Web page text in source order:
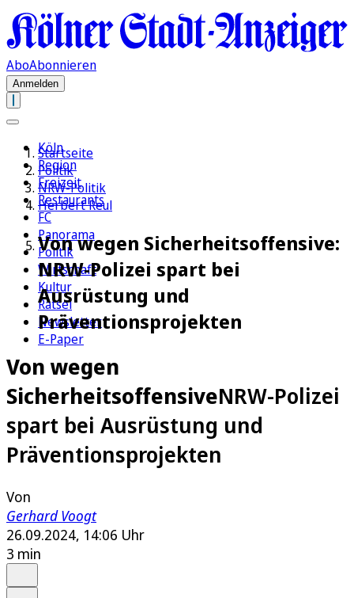
AboAbonnieren
Anmelden
Köln
Region
Freizeit
Restaurants
FC
Panorama
Politik
Wirtschaft
Kultur
Rätsel
Newsletter
E-Paper
Startseite
Politik
NRW-Politik
Herbert Reul
Von wegen Sicherheitsoffensive:
NRW-Polizei spart bei
Ausrüstung und
Präventionsprojekten
Von wegen
SicherheitsoffensiveNRW-Polizei
spart bei Ausrüstung und
Präventionsprojekten
Von
Gerhard Voogt
26.09.2024, 14:06 Uhr
3 min